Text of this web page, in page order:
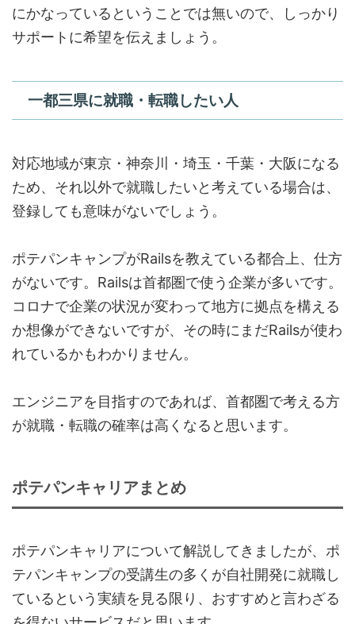
にかなっているということでは無いので、しっかり
サポートに希望を伝えましょう。
一都三県に就職・転職したい人
対応地域が東京・神奈川・埼玉・千葉・大阪になる
ため、それ以外で就職したいと考えている場合は、
登録しても意味がないでしょう。
ポテパンキャンプがRailsを教えている都合上、仕方
がないです。Railsは首都圏で使う企業が多いです。
コロナで企業の状況が変わって地方に拠点を構える
か想像ができないですが、その時にまだRailsが使わ
れているかもわかりません。
エンジニアを目指すのであれば、首都圏で考える方
が就職・転職の確率は高くなると思います。
ポテパンキャリアまとめ
ポテパンキャリアについて解説してきましたが、ポ
テパンキャンプの受講生の多くが自社開発に就職し
ているという実績を見る限り、おすすめと言わざる